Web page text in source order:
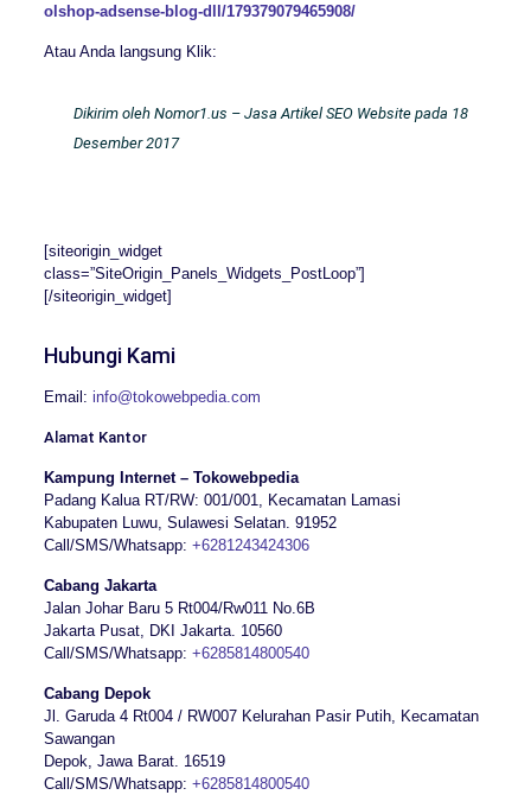
olshop-adsense-blog-dll/179379079465908/
Atau Anda langsung Klik:
Dikirim oleh Nomor1.us – Jasa Artikel SEO Websitepada 18
Desember 2017
[siteorigin_widget
class=”SiteOrigin_Panels_Widgets_PostLoop”]
[/siteorigin_widget]
Hubungi Kami
Email: info@tokowebpedia.com
Alamat Kantor
Kampung Internet – Tokowebpedia
Padang Kalua RT/RW: 001/001, Kecamatan Lamasi
Kabupaten Luwu, Sulawesi Selatan. 91952
Call/SMS/Whatsapp: +6281243424306
Cabang Jakarta
Jalan Johar Baru 5 Rt004/Rw011 No.6B
Jakarta Pusat, DKI Jakarta. 10560
Call/SMS/Whatsapp: +6285814800540
Cabang Depok
Jl. Garuda 4 Rt004 / RW007 Kelurahan Pasir Putih, Kecamatan
Sawangan
Depok, Jawa Barat. 16519
Call/SMS/Whatsapp: +6285814800540